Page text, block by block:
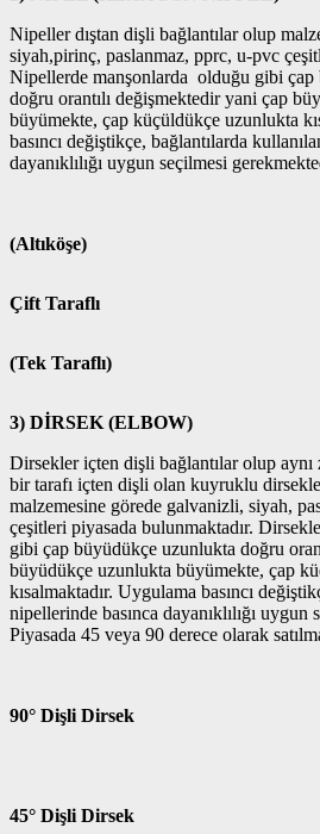
Nipeller dıştan dişli bağlantılar olup
siyah,pirinç, paslanmaz, pprc, u-pvc
Nipellerde manşonlarda olduğu gibi çap
doğru orantılı değişmektedir yani çap
büyümekte, çap küçüldükçe uzunlukta
basıncı değiştikçe, bağlantılarda
dayanıklılığı uygun seçilmesi
(Altıköşe)
Çift Taraflı
(Tek Taraflı)
3) DİRSEK (ELBOW)
Dirsekler içten dişli bağlantılar olup aynı
bir tarafı içten dişli olan kuyruklu
malzemesine görede galvanizli, siyah,
çeşitleri piyasada bulunmaktadır.
gibi çap büyüdükçe uzunlukta doğru
büyüdükçe uzunlukta büyümekte, çap
kısalmaktadır. Uygulama basıncı
nipellerinde basınca dayanıklılığı
Piyasada 45 veya 90 derece olarak
90° Dişli Dirsek
45° Dişli Dirsek